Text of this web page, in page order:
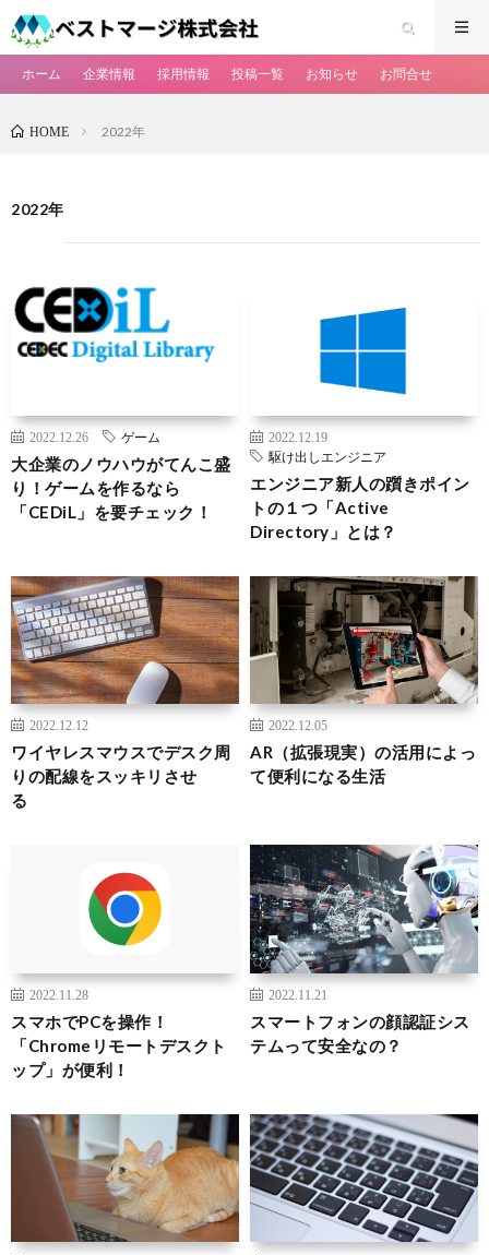
ホーム 企業情報 採用情報 投稿一覧 お知らせ お問合せ
HOME 2022年
2022年
2022.12.26 ゲーム
大企業のノウハウがてんこ盛
り！ゲームを作るなら
「CEDiL」を要チェック！
2022.12.19
駆け出しエンジニア
エンジニア新人の躓きポイン
トの１つ「Active
Directory」とは？
2022.12.12
ワイヤレスマウスでデスク周
りの配線をスッキリさせ
る
2022.12.05
AR（拡張現実）の活用によっ
て便利になる生活
2022.11.28
スマホでPCを操作！
「Chromeリモートデスクト
ップ」が便利！
2022.11.21
スマートフォンの顔認証シス
テムって安全なの？